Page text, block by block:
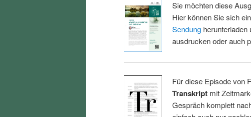
Sie möchten diese
Hier können Sie sich
Sendungherunterladen
ausdrucken oder auch
Für diese Episode von
Transkriptmit
Gespräch komplett